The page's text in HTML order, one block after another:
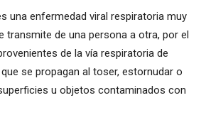
una enfermedad viral respiratoria muy
transmite de una persona a otra, por el
de la vía respiratoria de
se propagan al toser, estornudar o
u objetos contaminados con